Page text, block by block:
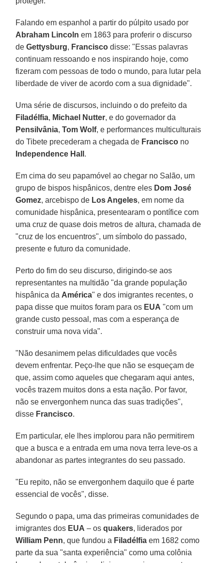
Falando em espanhol a partir do púlpito usado por
Abraham Lincoln em 1863 para proferir o discurso
deGettysburg, Francisco disse: "Essas palavras
continuam ressoando e nos inspirando hoje, como
fizeram com pessoas de todo o mundo, para lutar pela
liberdade de viver de acordo com a sua dignidade".
Uma série de discursos, incluindo o do prefeito da
Filadélfia, Michael Nutter, e do governador da
Pensilvânia,Tom Wolf, e performances multiculturais
do Tibete precederam a chegada de Francisco no
Independence Hall .
Em cima do seu papamóvel ao chegar no Salão, um
grupo de bispos hispânicos, dentre eles Dom José
Gomez, arcebispo de Los Angeles, em nome da
comunidade hispânica, presentearam o pontífice com
uma cruz de quase dois metros de altura, chamada de
"cruz de los encuentros", um símbolo do passado,
presente e futuro da comunidade.
Perto do fim do seu discurso, dirigindo-se aos
representantes na multidão "da grande população
hispânica da América" e dos imigrantes recentes, o
papa disse que muitos foram para os EUA "com um
grande custo pessoal, mas com a esperança de
construir uma nova vida".
"Não desanimem pelas dificuldades que vocês
devem enfrentar. Peço-lhe que não se esqueçam de
que, assim como aqueles que chegaram aqui antes,
vocês trazem muitos dons a esta nação. Por favor,
não se envergonhem nunca das suas tradições",
disse Francisco.
Em particular, ele lhes implorou para não permitirem
que a busca e a entrada em uma nova terra leve-os a
abandonar as partes integrantes do seu passado.
"Eu repito, não se envergonhem daquilo que é parte
essencial de vocês", disse.
Segundo o papa, uma das primeiras comunidades de
imigrantes dos EUA – osquakers, liderados por
William Penn, que fundou a Filadélfia em 1682 como
parte da sua "santa experiência" como uma colônia